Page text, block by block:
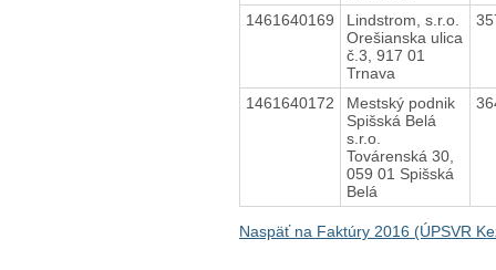
1461640169
Lindstrom, s.r.o.
Orešianska ulica
č.3, 917 01
Trnava
1461640172
Mestský podnik
Spišská Belá
s.r.o.
Továrenská 30,
059 01 Spišská
Belá
Naspäť na Faktúry 2016 (ÚPSVR